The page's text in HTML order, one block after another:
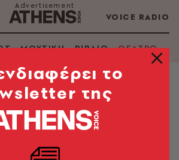
VOICE RADIO
ΜΟΥΣΙΚΗ ΒΙΒΛΙΟ ΘΕΑΤΡΟ -
μέλλον
το
της